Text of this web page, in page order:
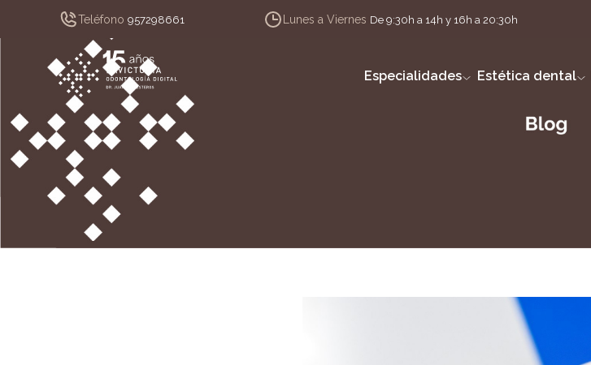
Teléfono 957298661 Lunes a Viernes De 9:30h a 14h y 16h a 20:30h
Especialidades Estética dental